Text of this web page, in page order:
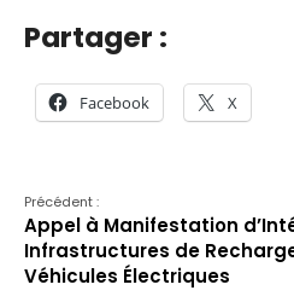
Partager :
Facebook X
Précédent :
Appel à Manifestation
Infrastructures de
Véhicules Électriques